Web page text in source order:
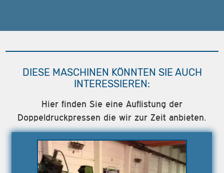
DIESE MASCHINEN KÖNNTEN SIE AUCH
INTERESSIEREN:
Hier finden Sie eine Auflistung der
Doppeldruckpressen die wir zur Zeit anbieten.